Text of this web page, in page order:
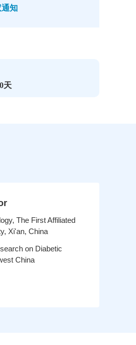
知
天
The First Affiliated
Xi'an, China
on Diabetic
China